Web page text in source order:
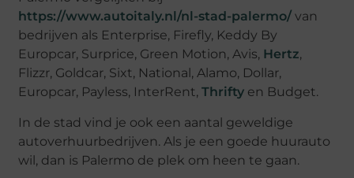
https://www.autoitaly.nl/nl-stad-palermo/ van
bedrijven als Enterprise, Firefly, Keddy By
Europcar, Surprice, Green Motion, Avis, Hertz,
Flizzr, Goldcar, Sixt, National, Alamo, Dollar,
Europcar, Payless, InterRent,Thrifty en Budget.
In de stad vind je ook een aantal geweldige
autoverhuurbedrijven. Als je een goede huurauto
wil, dan is Palermo de plek om heen te gaan.